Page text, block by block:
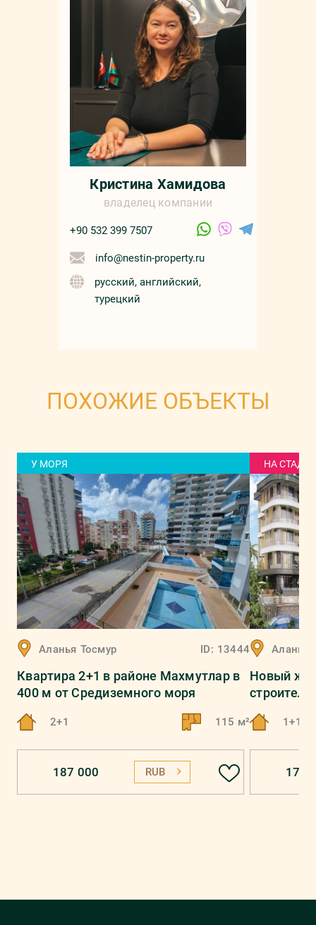
Кристина Хамидова
владелец компании
+90 532 399 7507
info@nestin-property.ru
русский, английский,
турецкий
ПОХОЖИЕ ОБЪЕКТЫ
У МОРЯ
Аланья Тосмур ID: 13444
Квартира 2+1 в районе Махмутлар в
400 м от Средиземного моря
2+1 115 м²
187 000 RUB
НА
Аланья
Новый
1+1,
174